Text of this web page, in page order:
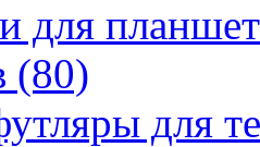
для
(80)
для